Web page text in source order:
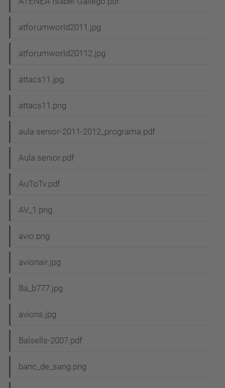
atforumworld2011.jpg
atforumworld20112.jpg
attacs11.jpg
attacs11.png
aula senior-2011-2012_programa.pdf
Aula senior.pdf
AuToTv.pdf
AV_1.png
avio.png
avionair.jpg
Ba_b777.jpg
avions.jpg
Balsells-2007.pdf
banc_de_sang.png